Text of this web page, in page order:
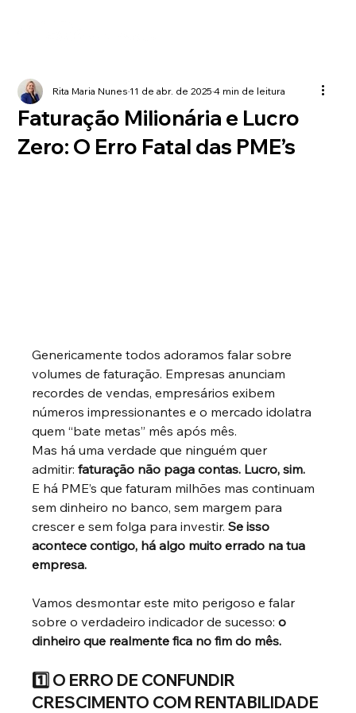
Faturação Milionária e Lucro
Zero: O Erro Fatal das PME’s
Rita Maria Nunes11 de abr. de 20254 min de leitura
Genericamente todos adoramos falar sobre
volumes de faturação. Empresas anunciam
recordes de vendas, empresários exibem
números impressionantes e o mercado idolatra
quem “bate metas” mês após mês.
Mas há uma verdade que ninguém quer
admitir: faturação não paga contas. Lucro, sim.
E há PME’s que faturam milhões mas continuam
sem dinheiro no banco, sem margem para
crescer e sem folga para investir. Se isso
acontece contigo, há algo muito errado na tua
empresa.
Vamos desmontar este mito perigoso e falar
sobre o verdadeiro indicador de sucesso: o
dinheiro que realmente fica no fim do mês.
1️⃣ O ERRO DE CONFUNDIR
CRESCIMENTO COM RENTABILIDADE